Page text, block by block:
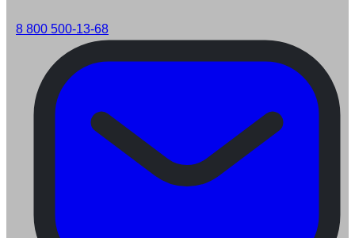
8 800 500-13-68